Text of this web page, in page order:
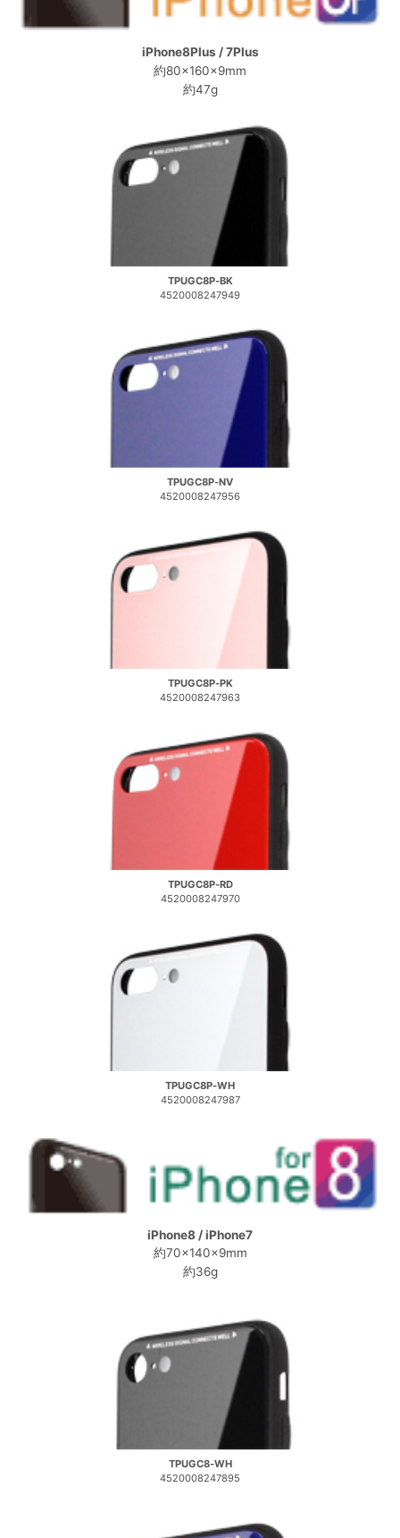
iPhone8Plus / 7Plus
約80×160×9mm
約47g
TPUGC8P-BK
4520008247949
TPUGC8P-NV
4520008247956
TPUGC8P-PK
4520008247963
TPUGC8P-RD
4520008247970
TPUGC8P-WH
4520008247987
iPhone8 / iPhone7
約70×140×9mm
約36g
TPUGC8-WH
4520008247895